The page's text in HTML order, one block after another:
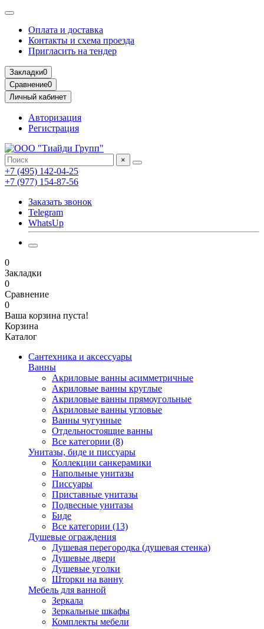
Оплата и доставка
Контакты и схема проезда
Пригласить на тендер
Закладки0
Сравнение0
Личный кабинет
Авторизация
Регистрация
×
+7 (495) 142-04-25
+7 (977) 154-87-56
Заказать звонок
Telegram
WhatsUp
0
Закладки
0
Сравнение
0
Ваша корзина пуста!
Корзина
Каталог
Сантехника и аксессуары
Ванны
Акриловые ванны асимметричные
Акриловые ванны круглые
Акриловые ванны прямоугольные
Акриловые ванны угловые
Ванны чугунные
Отдельностоящие ванны
Все категории (8)
Унитазы, биде и писсуары
Коллекции санкерамики
Напольные унитазы
Писсуары
Приставные унитазы
Подвесные унитазы
Биде
Все категории (13)
Душевые ограждения
Душевая перегородка (душевая стенка)
Душевые двери
Душевые уголки
Шторки на ванну
Мебель для ванной
Зеркала
Зеркальные шкафы
Комплекты мебели